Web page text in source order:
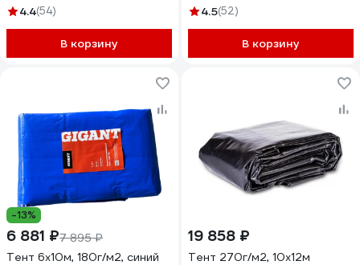
120_15х20
4.4(54)
В корзину
В20201207
4.5(52)
В корзину
-13%
6 881 ₽7 895 ₽
Тент 6х10м, 180г/м2, синий
19 858 ₽
Тент 270г/м2, 10х12м